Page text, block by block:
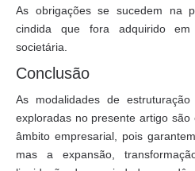
As obrigações se sucedem na
cindida que fora adquirido em
societária.
Conclusão
As modalidades de
exploradas no presente artigo
âmbito empresarial, pois
mas a expansão,